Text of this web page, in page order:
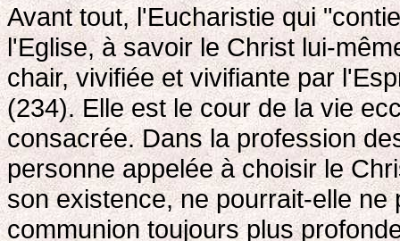
Avant tout, l'Eucharistie qui
l'Eglise, à savoir le Christ lui-
chair, vivifiée et vivifiante par
(234). Elle est le cour de la vie
consacrée. Dans la profession
personne appelée à choisir le
son existence, ne pourrait-elle
communion toujours plus